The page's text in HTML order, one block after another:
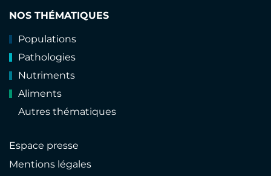
NOS THÉMATIQUES
Populations
Pathologies
Nutriments
Aliments
Autres thématiques
Espace presse
Mentions légales